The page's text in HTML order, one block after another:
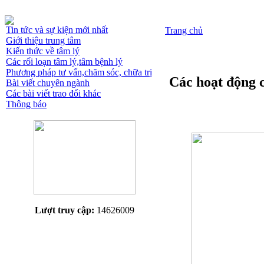
Tin tức và sự kiện mới nhất
Giới thiệu trung tâm
Kiến thức về tâm lý
Các rối loạn tâm lý,tâm bệnh lý
Phương pháp tư vấn,chăm sóc, chữa trị
Bài viết chuyên ngành
Các bài viết trao đổi khác
Thông báo
Lượt truy cập: 14626009
Trang chủ
Các hoạt động